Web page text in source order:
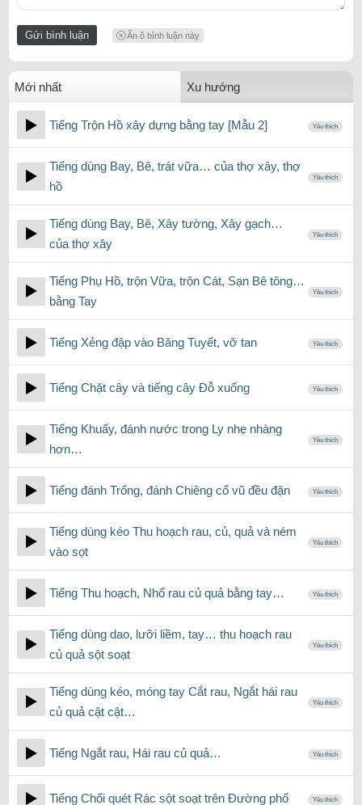
Ẩn ô bình luận này
Mới nhất Xu hướng
Tiếng Trộn Hồ xây dựng bằng tay [Mẫu 2] Yêu thích
Tiếng dùng Bay, Bê, trát vữa… của thợ xây, thợ
hồ
Yêu thích
Tiếng dùng Bay, Bê, Xây tường, Xây gạch…
của thợ xây
Yêu thích
Tiếng Phụ Hồ, trộn Vữa, trộn Cát, Sạn Bê tông…
bằng Tay
Yêu thích
Tiếng Xẻng đập vào Băng Tuyết, vỡ tan Yêu thích
Tiếng Chặt cây và tiếng cây Đỗ xuống Yêu thích
Tiếng Khuấy, đánh nước trong Ly nhẹ nhàng
hơn…
Yêu thích
Tiếng đánh Trống, đánh Chiêng cổ vũ đều đặn Yêu thích
Tiếng dùng kéo Thu hoạch rau, củ, quả và ném
vào sọt
Yêu thích
Tiếng Thu hoạch, Nhổ rau củ quả bằng tay… Yêu thích
Tiếng dùng dao, lưỡi liềm, tay… thu hoạch rau
củ quả sột soạt
Yêu thích
Tiếng dùng kéo, móng tay Cắt rau, Ngắt hái rau
củ quả cật cật…
Yêu thích
Tiếng Ngắt rau, Hái rau củ quả… Yêu thích
Tiếng Chổi quét Rác sột soạt trên Đường phố Yêu thích